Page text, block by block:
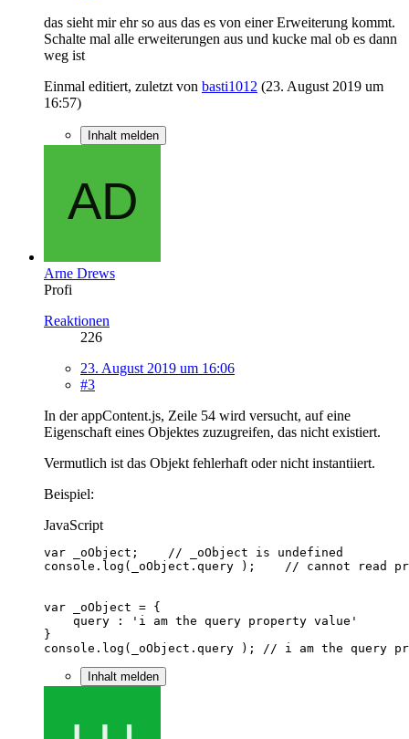
das sieht mir ehr so aus das es von einer Erweiterung kommt.
Schalte mal alle erweiterungen aus und kucke mal ob es dann
weg ist
Einmal editiert, zuletzt von basti1012 (23. August 2019 um
16:57)
Inhalt melden
Arne Drews
Profi
Reaktionen
226
23. August 2019 um 16:06
#3
In der appContent.js, Zeile 54 wird versucht, auf eine
Eigenschaft eines Objektes zuzugreifen, das nicht existiert.
Vermutlich ist das Objekt fehlerhaft oder nicht instantiiert.
Beispiel:
JavaScript
console.log(_oObject.query ); // i am the query
Inhalt melden